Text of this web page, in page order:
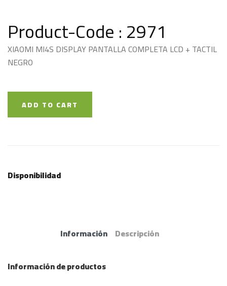
Product-Code : 2971
XIAOMI MI4S DISPLAY PANTALLA COMPLETA LCD + TACTIL
NEGRO
ADD TO CART
Disponibilidad
Información Descripción
Información de productos